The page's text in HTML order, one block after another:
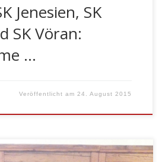
Jenesien, SK
SK Vöran:
…
Veröffentlicht am24. August 2015